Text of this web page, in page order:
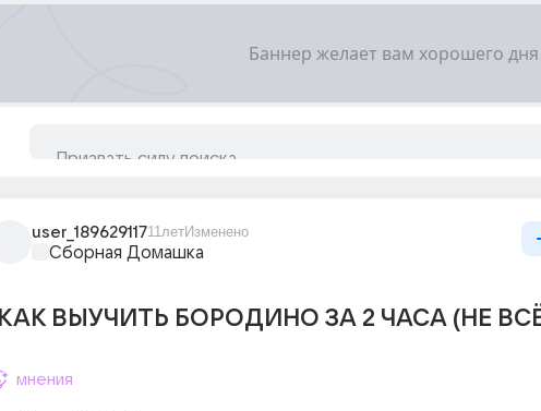
user_18962911711летИзменено
Сборная Домашка
КАК ВЫУЧИТЬ БОРОДИНО ЗА 2 ЧАСА (НЕ
мнения